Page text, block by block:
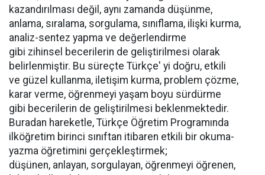
kazandırılması değil, aynı zamanda düşünme,
anlama, sıralama, sorgulama, sınıflama, ilişki kurma,
analiz-sentez yapma ve değerlendirme
gibi zihinsel becerilerin de geliştirilmesi olarak
belirlenmiştir. Bu süreçte Türkçe' yi doğru, etkili
ve güzel kullanma, iletişim kurma, problem çözme,
karar verme, öğrenmeyi yaşam boyu sürdürme
gibi becerilerin de geliştirilmesi beklenmektedir.
Buradan hareketle, Türkçe Öğretim Programında
ilköğretim birinci sınıftan itibaren etkili bir okuma-
yazma öğretimini gerçekleştirmek;
düşünen, anlayan, sorgulayan, öğrenmeyi öğrenen,